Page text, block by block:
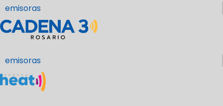
emisoras
emisoras